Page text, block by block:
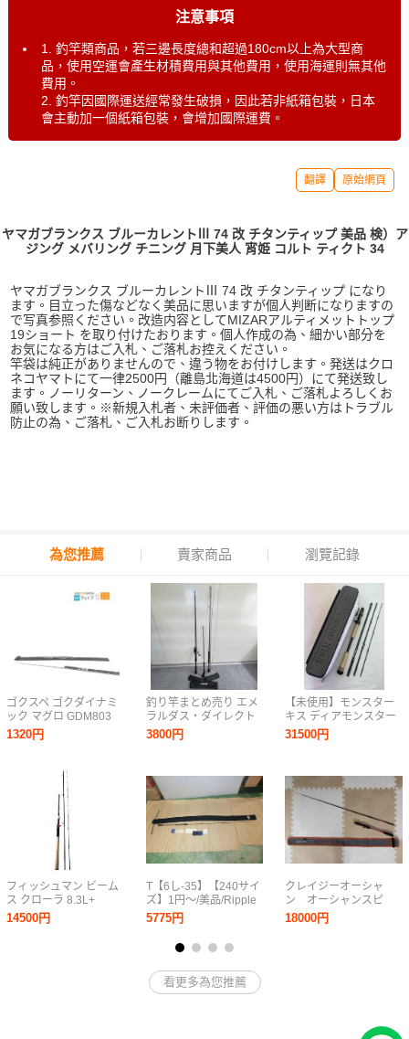
注意事項
1. 釣竿類商品，若三邊長度總和超過180cm以上為大型商
品，使用空運會產生材積費用與其他費用，使用海運則無其他
費用。
2. 釣竿因國際運送經常發生破損，因此若非紙箱包裝，日本
會主動加一個紙箱包裝，會增加國際運費。
翻譯 原始網頁
ヤマガブランクス ブルーカレントⅢ 74 改 チタンティップ 美品 検）ア
ジング メバリング チニング 月下美人 宵姫 コルト ティクト 34
ヤマガブランクス ブルーカレントⅢ 74 改 チタンティップ になり
ます。目立った傷などなく美品に思いますが個人判断になりますの
で写真参照ください。改造内容としてMIZARアルティメットトップ
19ショート を取り付けたおります。個人作成の為、細かい部分を
お気になる方はご入札、ご落札お控えください。
竿袋は純正がありませんので、違う物をお付けします。発送はクロ
ネコヤマトにて一律2500円（離島北海道は4500円）にて発送致し
ます。ノーリターン、ノークレームにてご入札、ご落札よろしくお
願い致します。※新規入札者、未評価者、評価の悪い方はトラブル
防止の為、ご落札、ご入札お断りします。
為您推薦 賣家商品 瀏覽記錄
ゴクスペ ゴクダイナミ
ック マグロ GDM803
美品
1320円
フィッシュマン ビーム
ス クローラ 8.3L+
Fishman Beams
CRAWLA 8.3L+ 中古
14500円
釣り竿まとめ売り エメ
ラルダス・ダイレクト
エギング・BASS
KICKIN H114-syo-11
3800円
T【6し-35】【240サイ
ズ】1円～/美品/Ripple
Fisher リップルフィッ
シャー/セルフィッシュ
NS 632 ロッド/釣り竿
5775円
【未使用】モンスター
キス ディアモンスター
MX-6 Pro 仕舞寸法
50cm Monster Kiss 怪
31500円
クレイジーオーシャ
ン オーシャンスピ
ア OSP-SG50C イカ
メタル
18000円
看更多為您推薦